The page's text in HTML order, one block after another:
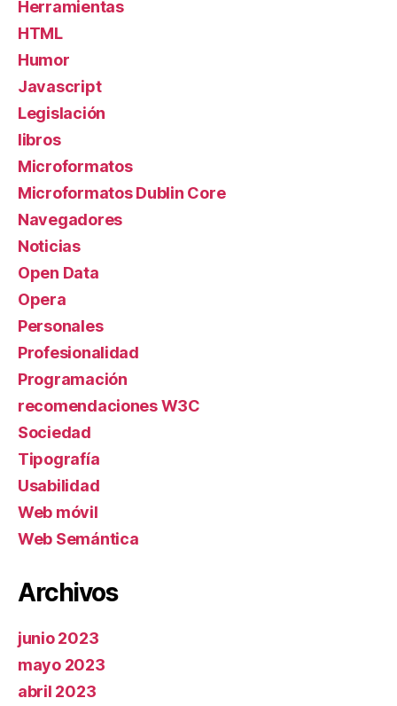
Herramientas
HTML
Humor
Javascript
Legislación
libros
Microformatos
Microformatos Dublin Core
Navegadores
Noticias
Open Data
Opera
Personales
Profesionalidad
Programación
recomendaciones W3C
Sociedad
Tipografía
Usabilidad
Web móvil
Web Semántica
Archivos
junio 2023
mayo 2023
abril 2023